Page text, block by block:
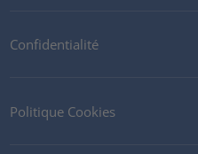
Confidentialité
Politique Cookies